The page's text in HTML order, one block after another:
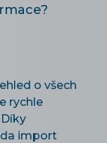
o všech
rychle
import